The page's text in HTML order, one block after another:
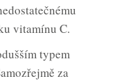
vitamínu C.
typem
za